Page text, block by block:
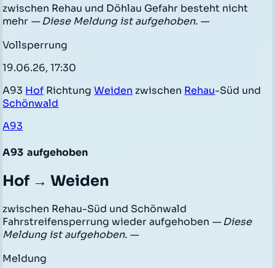
zwischen Rehau und Döhlau Gefahr besteht nicht
mehr — Diese Meldung ist aufgehoben. —
Vollsperrung
19.06.26, 17:30
A93 Hof RichtungWeiden zwischen Rehau-Süd und
Schönwald
A93
A93 aufgehoben
Hof → Weiden
zwischen Rehau-Süd und Schönwald
Fahrstreifensperrung wieder aufgehoben — Diese
Meldung ist aufgehoben. —
Meldung